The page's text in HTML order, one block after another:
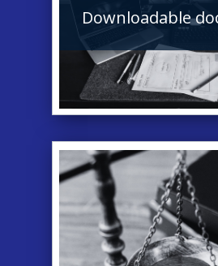
Downloadable